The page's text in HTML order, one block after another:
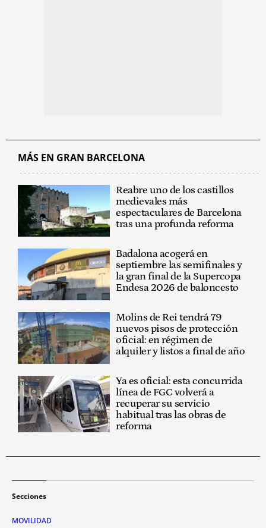
MÁS EN GRAN BARCELONA
Reabre uno de los castillos
medievales más
espectaculares de Barcelona
tras una profunda reforma
Badalona acogerá en
septiembre las semifinales y
la gran final de la Supercopa
Endesa 2026 de baloncesto
Molins de Rei tendrá 79
nuevos pisos de protección
oficial: en régimen de
alquiler y listos a final de año
Ya es oficial: esta concurrida
línea de FGC volverá a
recuperar su servicio
habitual tras las obras de
reforma
Secciones
MOVILIDAD